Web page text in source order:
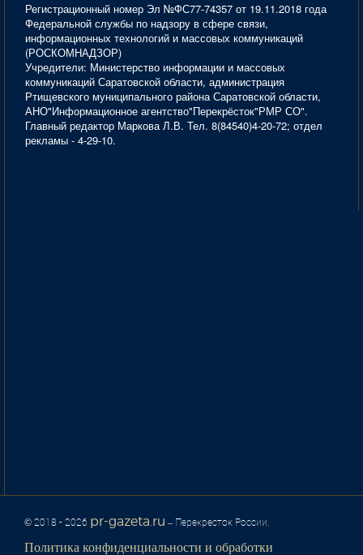
Регистрационный номер Эл №ФС77-74357 от 19.11.2018 года
Федеральной службы по надзору в сфере связи,
информационных технологий и массовых коммуникаций
(РОСКОМНАДЗОР)
Учредители: Министерство информации и массовых
коммуникаций Саратовской области, администрация
Ртищевского муниципального района Саратовской области,
АНО"Информационное агентство"Перекрёсток"РМР СО".
Главный редактор Маркова Л.В. Тел. 8(84540)4-20-72; отдел
рекламы - 4-29-10.
© 2018 - 2026 pr-gazeta.ru – Перекресток России.
Политика конфиденциальности и обработки